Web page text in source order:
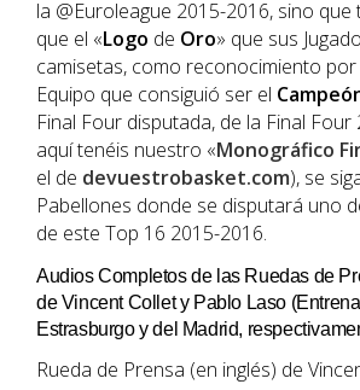
la @Euroleague 2015-2016, sino
que el «Logo de Oro» que sus
camisetas, como reconocimiento
Equipo que consiguió ser el
Final Four disputada, de la Final
aquí tenéis nuestro «Monográfico
el de devuestrobasket.com), se
Pabellones donde se disputará uno
de este Top 16 2015-2016.
Audios Completos de las Ruedas de
de Vincent Collet y Pablo Laso
Estrasburgo y del Madrid,
Rueda de Prensa (en inglés) de